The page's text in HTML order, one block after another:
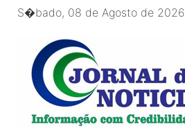
S�bado, 08 de Agosto de 2026